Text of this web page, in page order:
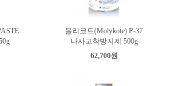
몰리코트(Molykote) P-37
나사고착방지제 500g
62,700원